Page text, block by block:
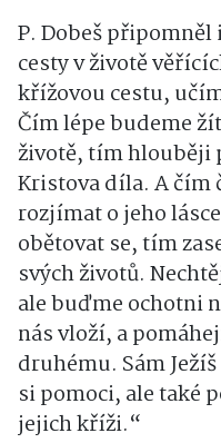
P. Dobeš
cesty v životě
křížovou cestu,
Čím lépe budeme
životě, tím hlouběji
Kristova díla. A čím
rozjímat o jeho
obětovat se, tím
svých životů.
ale buďme ochotni
nás vloží, a
druhému. Sám
si pomoci, ale také
jejich kříži.“